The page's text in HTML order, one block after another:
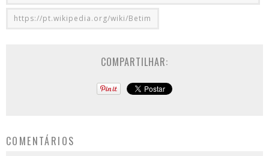
https://pt.wikipedia.org/wiki/Betim
COMPARTILHAR:
COMENTÁRIOS